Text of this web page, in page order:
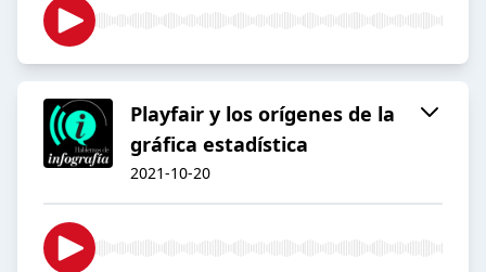
Playfair y los orígenes de la
gráfica estadística
2021-10-20